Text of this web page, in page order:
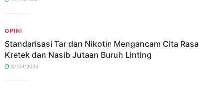
OPINI
Standarisasi Tar dan Nikotin Mengancam Cita Rasa
Kretek dan Nasib Jutaan Buruh Linting
31/03/2026